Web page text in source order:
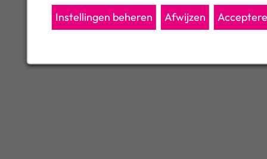
Afwijzen
Instellingen beheren